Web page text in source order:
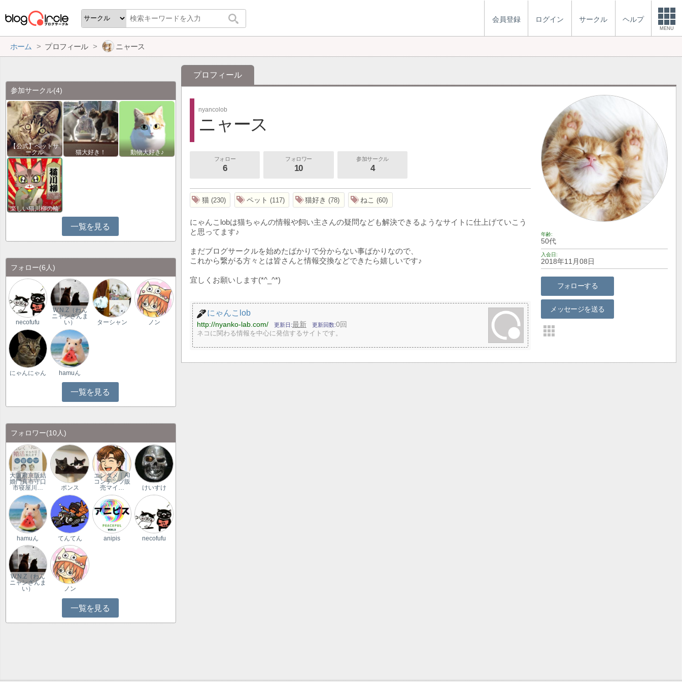
会員登録 ログイン サークル ヘルプ
MENU
ホーム プロフィール ニャース
プロフィール
nyancolob
ニャース
フォロー
6
フォロワー
10
参加サークル
4
年齢
50代
入会日
2018年11月08日
フォローする
メッセージを送る
猫 230 ペット 117 猫好き 78 ねこ 60
にゃんこlobは猫ちゃんの情報や飼い主さんの疑問なども解決できるようなサイトに仕上げていこう
と思ってます♪
まだブログサークルを始めたばかりで分からない事ばかりなので、
これから繋がる方々とは皆さんと情報交換などできたら嬉しいです♪
宜しくお願いします(*^_^*)
にゃんこlob
http://nyanko-lab.com/ 更新日 最新 更新回数 0回
ネコに関わる情報を中心に発信するサイトです。
参加サークル(4)
【公式】ペットサ
ークル
猫大好き！ 動物大好き♪
楽しい猫川柳の輪
一覧を見る
フォロー(6人)
necofufu
W.N.Z（わん
ニャンざんま
い）
ターシャン ノン
にゃんにゃん hamuん
一覧を見る
フォロワー(10人)
大阪府京阪結
婚門真市守口
市寝屋川…
ポンス
エンタメ｜AI
コンテンツ販
売マイ…
けいすけ
hamuん てんてん anipis necofufu
W.N.Z（わん
ニャンざんま
い）
ノン
一覧を見る